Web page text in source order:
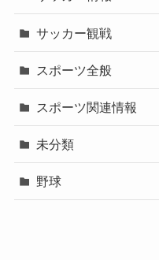
サッカー観戦
スポーツ全般
スポーツ関連情報
未分類
野球